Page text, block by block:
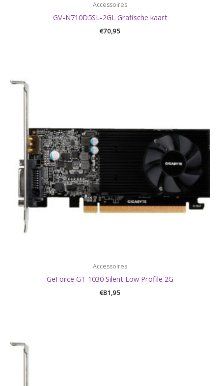
Accessoires
GV-N710D5SL-2GL Grafische kaart
€70,95
Accessoires
GeForce GT 1030 Silent Low Profile 2G
€81,95